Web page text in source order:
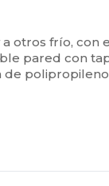
otros frío, con
pared con
de